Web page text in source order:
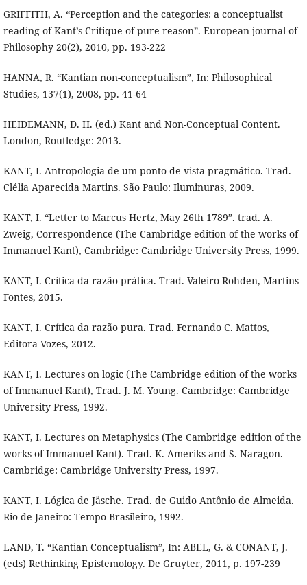
GRIFFITH, A. “Perception and the categories: a conceptualist
reading of Kant’s Critique of pure reason”. European journal of
Philosophy 20(2), 2010, pp. 193-222
HANNA, R. “Kantian non-conceptualism”, In: Philosophical
Studies, 137(1), 2008, pp. 41-64
HEIDEMANN, D. H. (ed.) Kant and Non-Conceptual Content.
London, Routledge: 2013.
KANT, I. Antropologia de um ponto de vista pragmático. Trad.
Clélia Aparecida Martins. São Paulo: Iluminuras, 2009.
KANT, I. “Letter to Marcus Hertz, May 26th 1789”. trad. A.
Zweig, Correspondence (The Cambridge edition of the works of
Immanuel Kant), Cambridge: Cambridge University Press, 1999.
KANT, I. Crítica da razão prática. Trad. Valeiro Rohden, Martins
Fontes, 2015.
KANT, I. Crítica da razão pura. Trad. Fernando C. Mattos,
Editora Vozes, 2012.
KANT, I. Lectures on logic (The Cambridge edition of the works
of Immanuel Kant), Trad. J. M. Young. Cambridge: Cambridge
University Press, 1992.
KANT, I. Lectures on Metaphysics (The Cambridge edition of the
works of Immanuel Kant). Trad. K. Ameriks and S. Naragon.
Cambridge: Cambridge University Press, 1997.
KANT, I. Lógica de Jäsche. Trad. de Guido Antônio de Almeida.
Rio de Janeiro: Tempo Brasileiro, 1992.
LAND, T. “Kantian Conceptualism”, In: ABEL, G. & CONANT, J.
(eds) Rethinking Epistemology. De Gruyter, 2011, p. 197-239